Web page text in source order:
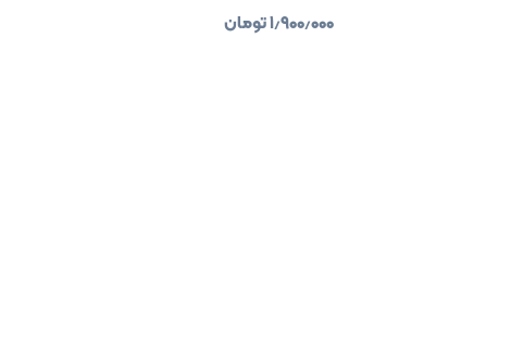
۱٫۹۰۰٫۰۰۰تومان